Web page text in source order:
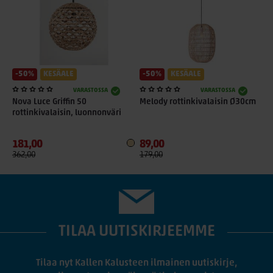
-50% KESÄALE
VARASTOSSA
Nova Luce Griffin 50
rottinkivalaisin, luonnonväri
181,00
362,00
-50% KESÄALE
VARASTOSSA
Melody rottinkivalaisin Ø30cm
89,00
179,00
TILAA UUTISKIRJEEMME
Tilaa nyt Kallen Kalusteen ilmainen uutiskirje,